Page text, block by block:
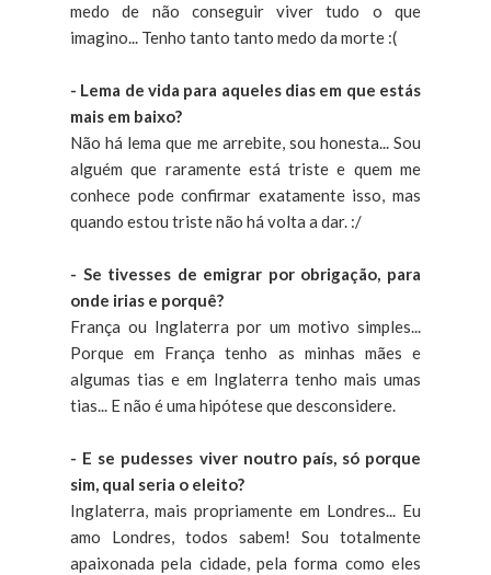
medo de não conseguir viver tudo o que
imagino... Tenho tanto tanto medo da morte :(
- Lema de vida para aqueles dias em que estás
mais em baixo?
Não há lema que me arrebite, sou honesta... Sou
alguém que raramente está triste e quem me
conhece pode confirmar exatamente isso, mas
quando estou triste não há volta a dar. :/
- Se tivesses de emigrar por obrigação, para
onde irias e porquê?
França ou Inglaterra por um motivo simples...
Porque em França tenho as minhas mães e
algumas tias e em Inglaterra tenho mais umas
tias... E não é uma hipótese que desconsidere.
- E se pudesses viver noutro país, só porque
sim, qual seria o eleito?
Inglaterra, mais propriamente em Londres... Eu
amo Londres, todos sabem! Sou totalmente
apaixonada pela cidade, pela forma como eles